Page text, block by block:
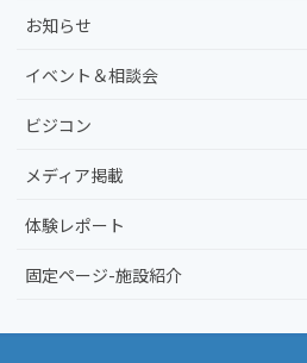
お知らせ
イベント＆相談会
ビジコン
メディア掲載
体験レポート
固定ページ-施設紹介